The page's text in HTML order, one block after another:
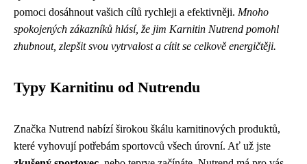
pomoci dosáhnout vašich cílů rychleji a efektivněji. Mnoho
spokojených zákazníků hlásí, že jim Karnitin Nutrend pomohl
zhubnout, zlepšit svou vytrvalost a cítit se celkově energičtěji.
Typy Karnitinu od Nutrendu
Značka Nutrend nabízí širokou škálu karnitinových produktů,
které vyhovují potřebám sportovců všech úrovní. Ať už jste